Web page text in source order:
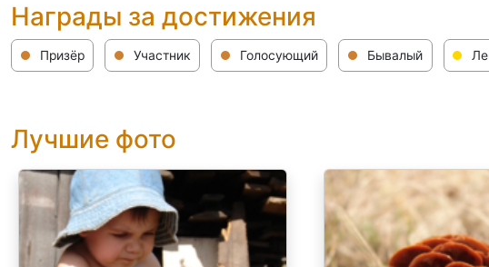
Награды за достижения
Призёр Участник Голосующий Бывалый
Лучшие фото